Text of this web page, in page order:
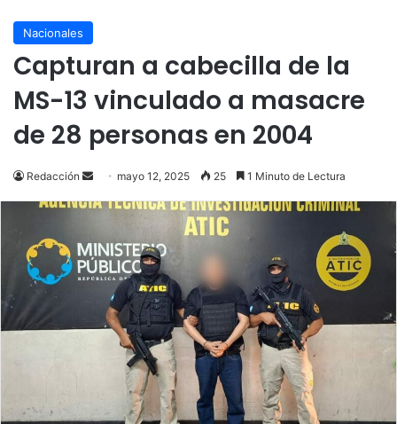
Nacionales
Capturan a cabecilla de la
MS-13 vinculado a masacre
de 28 personas en 2004
Redacción
Send mayo 12, 2025 25 1 Minuto de Lectura